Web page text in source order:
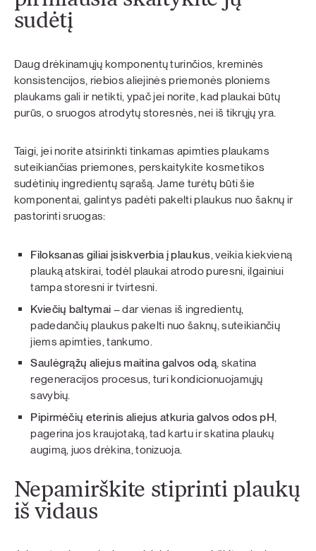
sudėtį
Daug drėkinamųjų komponentų turinčios, kreminės
konsistencijos, riebios aliejinės priemonės ploniems
plaukams gali ir netikti, ypač jei norite, kad plaukai būtų
purūs, o sruogos atrodytų storesnės, nei iš tikrųjų yra.
Taigi, jei norite atsirinkti tinkamas apimties plaukams
suteikiančias priemones, perskaitykite kosmetikos
sudėtinių ingredientų sąrašą. Jame turėtų būti šie
komponentai, galintys padėti pakelti plaukus nuo šaknų ir
pastorinti sruogas:
Filoksanas giliai įsiskverbia į plaukus , veikia kiekvieną
plauką atskirai, todėl plaukai atrodo puresni, ilgainiui
tampa storesni ir tvirtesni.
Kviečių baltymai – dar vienas iš ingredientų,
padedančių plaukus pakelti nuo šaknų, suteikiančių
jiems apimties, tankumo.
Saulėgrąžų aliejus maitina galvos odą, skatina
regeneracijos procesus, turi kondicionuojamųjų
savybių.
Pipirmėčių eterinis aliejus atkuria galvos odos pH,
pagerina jos kraujotaką, tad kartu ir skatina plaukų
augimą, juos drėkina, tonizuoja.
Nepamirškite stiprinti plaukų
iš vidaus